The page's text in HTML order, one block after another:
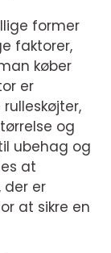
former
faktorer,
køber
er
og
ubehag og
at
der er
at sikre en